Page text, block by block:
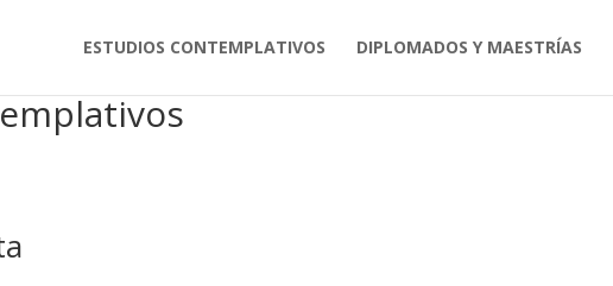
ESTUDIOS CONTEMPLATIVOS DIPLOMADOS Y MAESTRÍAS